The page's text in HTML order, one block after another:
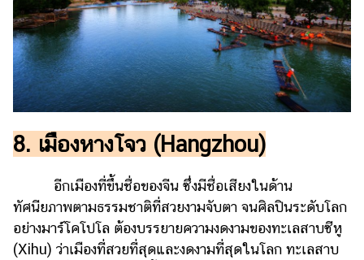
8. เมืองหางโจว (Hangzhou)
อีกเมืองที่ขึ้นชื่อของจีน ซึ่งมีชื่อเสียงในด้าน
ทัศนียภาพตามธรรมชาติที่สวยงามจับตา จนศิลปินระดับโลก
อย่างมาร์โคโปโล ต้องบรรยายความงดงามของทะเลสาบซีหู
(Xihu) ว่าเมืองที่สวยที่สุดและงดงามที่สุดในโลก ทะเลสาบ